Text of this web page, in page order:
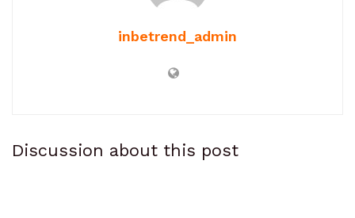
inbetrend_admin
Discussion about this post